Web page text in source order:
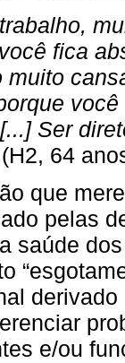
fica
muito
Ser
64
que
pelas
saúde
e/ou